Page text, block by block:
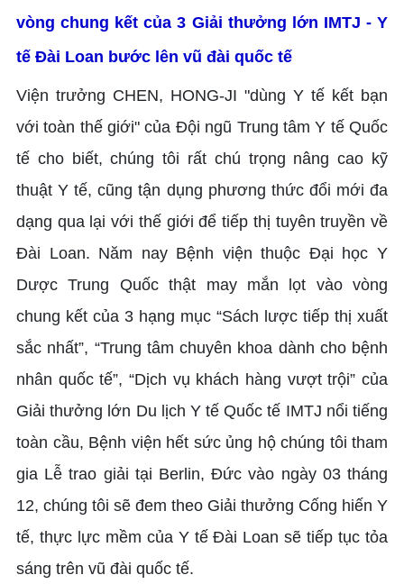
vòng chung kết của 3 Giải thưởng lớn IMTJ - Y
tế Đài Loan bước lên vũ đài quốc tế
Viện trưởng CHEN, HONG-JI "dùng Y tế kết bạn
với toàn thế giới" của Đội ngũ Trung tâm Y tế Quốc
tế cho biết, chúng tôi rất chú trọng nâng cao kỹ
thuật Y tế, cũng tận dụng phương thức đổi mới đa
dạng qua lại với thế giới để tiếp thị tuyên truyền về
Đài Loan. Năm nay Bệnh viện thuộc Đại học Y
Dược Trung Quốc thật may mắn lọt vào vòng
chung kết của 3 hạng mục “Sách lược tiếp thị xuất
sắc nhất”, “Trung tâm chuyên khoa dành cho bệnh
nhân quốc tế”, “Dịch vụ khách hàng vượt trội” của
Giải thưởng lớn Du lịch Y tế Quốc tế IMTJ nổi tiếng
toàn cầu, Bệnh viện hết sức ủng hộ chúng tôi tham
gia Lễ trao giải tại Berlin, Đức vào ngày 03 tháng
12, chúng tôi sẽ đem theo Giải thưởng Cống hiến Y
tế, thực lực mềm của Y tế Đài Loan sẽ tiếp tục tỏa
sáng trên vũ đài quốc tế.